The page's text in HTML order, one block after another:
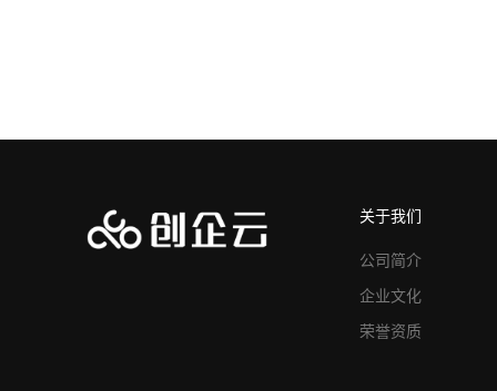
关于我们
公司简介
企业文化
荣誉资质